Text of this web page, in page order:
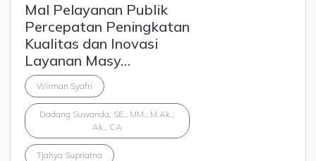
Mal Pelayanan Publik
Percepatan Peningkatan
Kualitas dan Inovasi
Layanan Masy…
Wirman Syafri
Dadang Suwanda, SE., MM., M.Ak.,
Ak., CA
Tjahya Supriatna